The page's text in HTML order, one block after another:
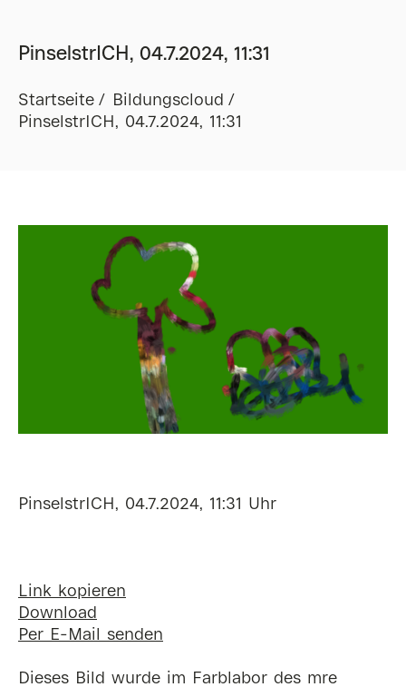
PinselstrICH, 04.7.2024, 11:31
Startseite
Bildungscloud
PinselstrICH, 04.7.2024, 11:31
PinselstrICH, 04.7.2024, 11:31 Uhr
Link kopieren
Download
Per E-Mail senden
Dieses Bild wurde im Farblabor des mre